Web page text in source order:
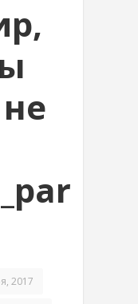
2017